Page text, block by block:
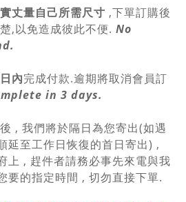
丈量自己所需尺寸 ,下單訂購後
,以免造成彼此不便. No
內完成付款.逾期將取消會員訂
in 3 days.
, 我們將於隔日為您寄出(如遇
延至工作日恢復的首日寄出) ,
上 , 趕件者請務必事先來電與我
要的指定時間 , 切勿直接下單.